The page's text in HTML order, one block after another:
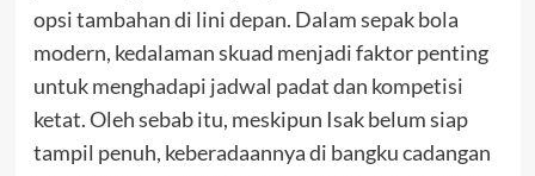
opsi tambahan di lini depan. Dalam sepak bola
modern, kedalaman skuad menjadi faktor penting
untuk menghadapi jadwal padat dan kompetisi
ketat. Oleh sebab itu, meskipun Isak belum siap
tampil penuh, keberadaannya di bangku cadangan